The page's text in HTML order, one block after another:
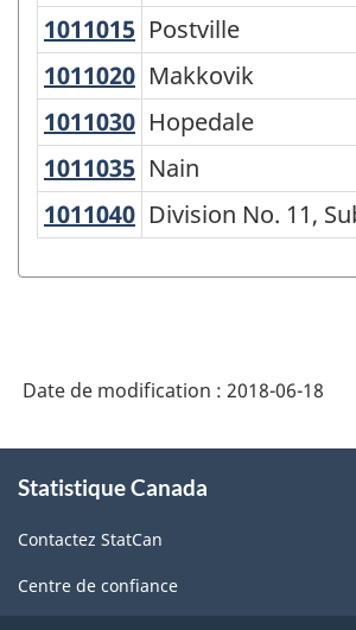
type
(CGT)
2016
-
Structure
de
1011015 Postville
Postville
1011020 Makkovik
Makkovik
1011030 Hopedale
Hopedale
1011035 Nain
Nain
1011040 Division No. 11,
Division No. 11,
Date de modification : 2018-06-18
propos
ce
site
Statistique Canada
Contactez StatCan
Centre de confiance